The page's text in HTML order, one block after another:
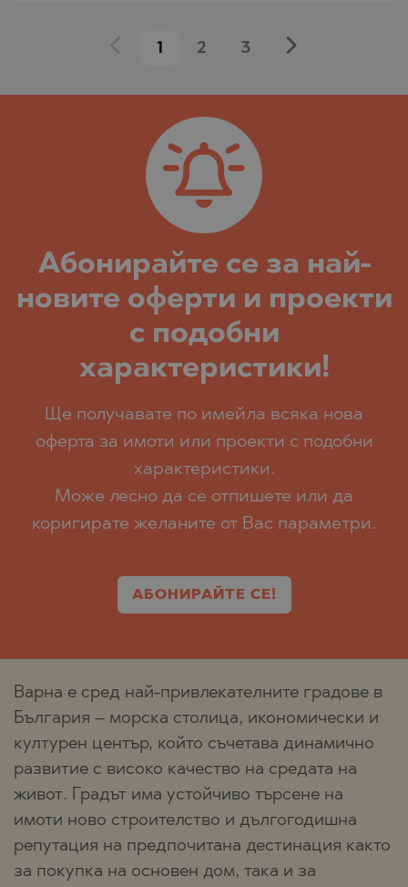
1 2 3
Абoнирайте се за най-
новите оферти и проекти
с подобни
характеристики!
Ще получавате по имейла всяка нова
оферта за имоти или проекти с подобни
характеристики.
Може лесно да се отпишете или да
коригирате желаните от Вас параметри.
АБОНИРАЙТЕ СЕ!
Варна е сред най-привлекателните градове в
България – морска столица, икономически и
културен център, който съчетава динамично
развитие с високо качество на средата на
живот. Градът има устойчиво търсене на
имоти ново строителство и дългогодишна
репутация на предпочитана дестинация както
за покупка на основен дом, така и за